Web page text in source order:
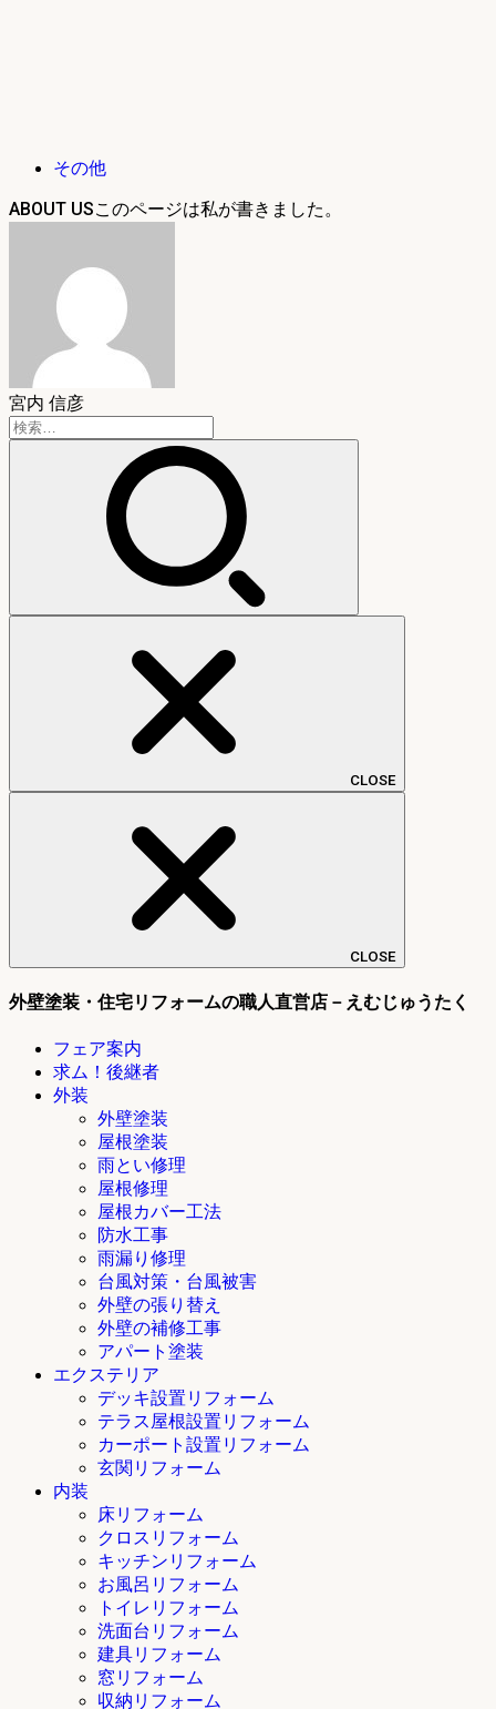
その他
ABOUT US
宮内 信彦
検
索:
CLOSE
CLOSE
外壁塗装・住宅リフォームの職人直営店－えむじゅうたく
フェア案内
求ム！後継者
外装
外壁塗装
屋根塗装
雨とい修理
屋根修理
屋根カバー工法
防水工事
雨漏り修理
台風対策・台風被害
外壁の張り替え
外壁の補修工事
アパート塗装
エクステリア
デッキ設置リフォーム
テラス屋根設置リフォーム
カーポート設置リフォーム
玄関リフォーム
内装
床リフォーム
クロスリフォーム
キッチンリフォーム
お風呂リフォーム
トイレリフォーム
洗面台リフォーム
建具リフォーム
窓リフォーム
収納リフォーム